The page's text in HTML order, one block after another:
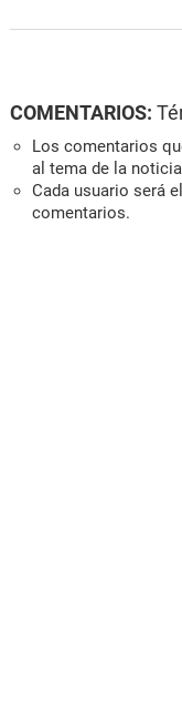
COMENTARIOS:
Los comentarios
al tema de la
Cada usuario será
comentarios.